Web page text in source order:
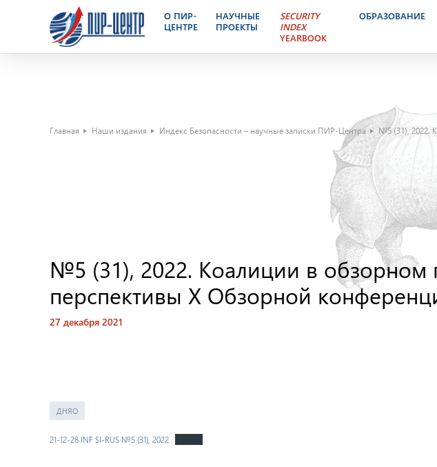
О ПИР-
ЦЕНТРЕ
НАУЧНЫЕ
ПРОЕКТЫ
SECURITY
INDEX
YEARBOOK
ОБРАЗОВАНИЕ
Главная Наши издания Индекс Безопасности – научные записки ПИР-Центра №5 (31), 2022.
№5 (31), 2022. Коалиции в
перспективы X Обзорной
27 декабря 2021
ДНЯО
21-12-28 INF SI-RUS №5 (31), 2022 Скачать